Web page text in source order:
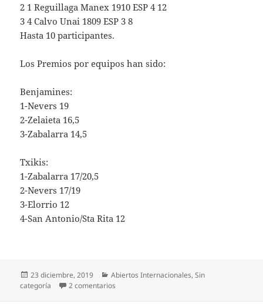
2 1 Reguillaga Manex 1910 ESP 4 12
3 4 Calvo Unai 1809 ESP 3 8
Hasta 10 participantes.
Los Premios por equipos han sido:
Benjamines:
1-Nevers 19
2-Zelaieta 16,5
3-Zabalarra 14,5
Txikis:
1-Zabalarra 17/20,5
2-Nevers 17/19
3-Elorrio 12
4-San Antonio/Sta Rita 12
Publicado
el
23 diciembre, 2019 Categorías
Abiertos Internacionales,Sin
categoría
2 comentarios